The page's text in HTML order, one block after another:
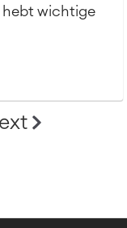
hebt wichtige